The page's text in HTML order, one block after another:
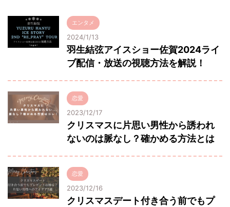
エンタメ
2024/1/13
羽生結弦アイスショー佐賀2024ライ
ブ配信・放送の視聴方法を解説！
恋愛
2023/12/17
クリスマスに片思い男性から誘われ
ないのは脈なし？確かめる方法とは
恋愛
2023/12/16
クリスマスデート付き合う前でもプ